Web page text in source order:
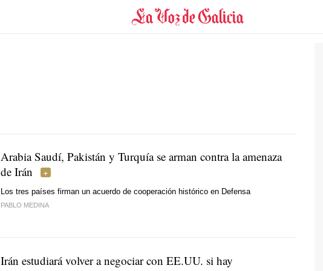
Arabia Saudí, Pakistán y Turquía se arman contra la amenaza
de Irán
Los tres países firman un acuerdo de cooperación histórico en Defensa
PABLO MEDINA
Irán estudiará volver a negociar con EE.UU. si hay